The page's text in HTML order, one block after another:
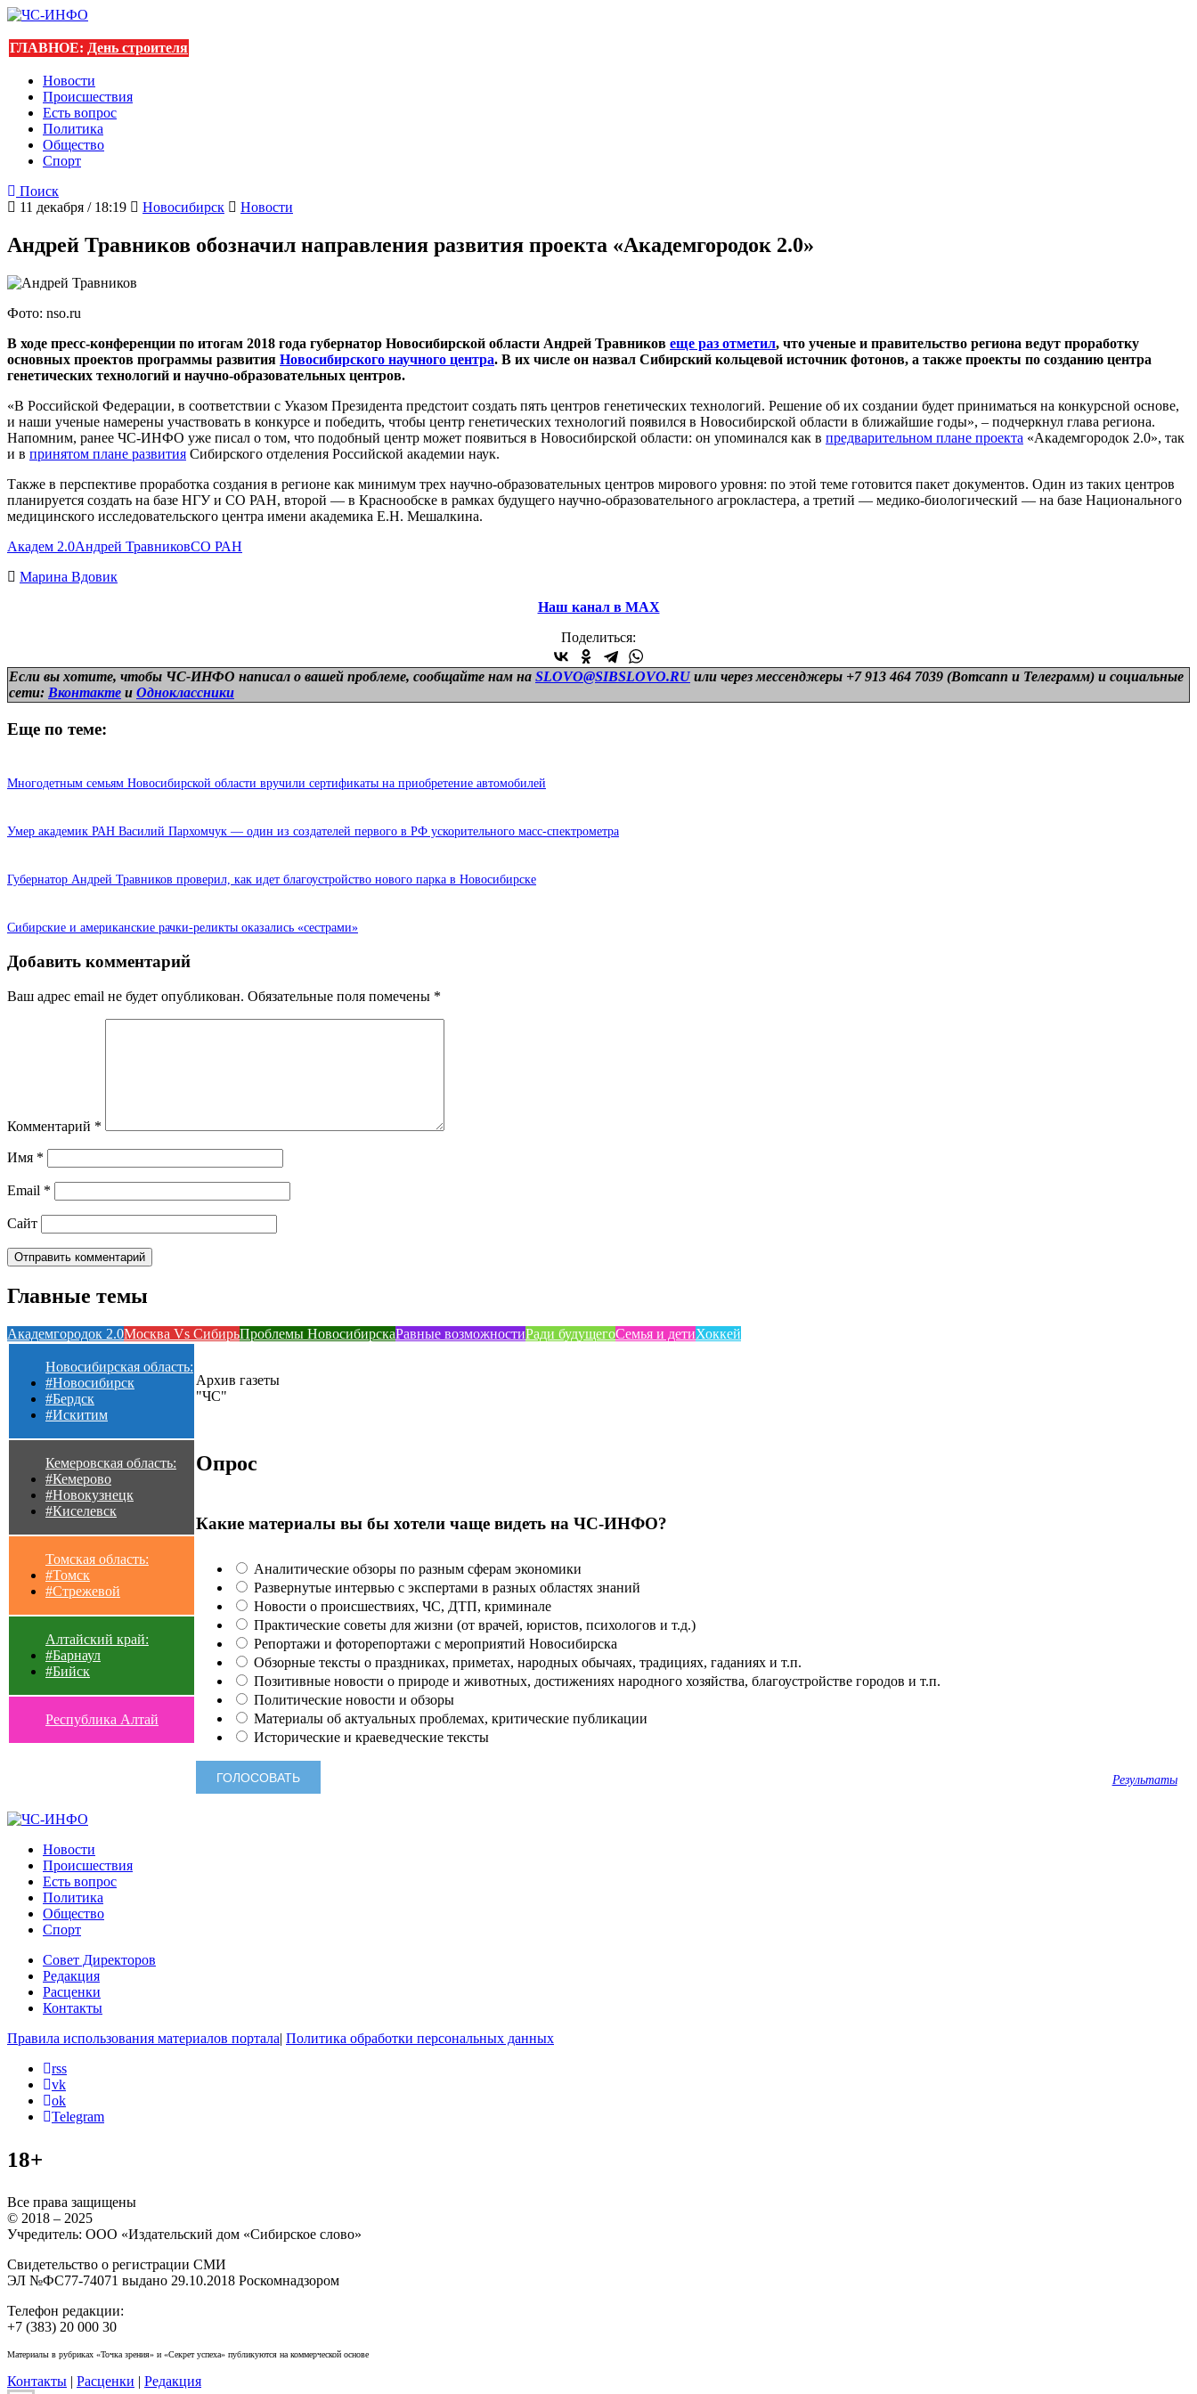
ГЛАВНОЕ: День строителя
Новости
Происшествия
Есть вопрос
Политика
Общество
Спорт
Поиск
11 декабря / 18:19
Новосибирск Новости
Андрей Травников обозначил направления развития проекта «Академгородок 2.0»
Фото: nso.ru
В ходе пресс-конференции по итогам 2018 года губернатор Новосибирской области Андрей Травников еще раз отметил, что ученые и правительство региона ведут проработку
основных проектов программы развития Новосибирского научного центра. В их числе он назвал Сибирский кольцевой источник фотонов, а также проекты по созданию центра
генетических технологий и научно-образовательных центров.
«В Российской Федерации, в соответствии с Указом Президента предстоит создать пять центров генетических технологий. Решение об их создании будет приниматься на конкурсной основе,
и наши ученые намерены участвовать в конкурсе и победить, чтобы центр генетических технологий появился в Новосибирской области в ближайшие годы», – подчеркнул глава региона.
Напомним, ранее ЧС-ИНФО уже писал о том, что подобный центр может появиться в Новосибирской области: он упоминался как в предварительном плане проекта «Академгородок 2.0», так
и в принятом плане развития Сибирского отделения Российской академии наук.
Также в перспективе проработка создания в регионе как минимум трех научно-образовательных центров мирового уровня: по этой теме готовится пакет документов. Один из таких центров
планируется создать на базе НГУ и СО РАН, второй — в Краснообске в рамках будущего научно-образовательного агрокластера, а третий — медико-биологический — на базе Национального
медицинского исследовательского центра имени академика Е.Н. Мешалкина.
Академ 2.0Андрей ТравниковСО РАН
Марина Вдовик
Наш канал в МАХ
Поделиться:
Если вы хотите, чтобы ЧС-ИНФО написал о вашей проблеме, сообщайте нам на SLOVO@SIBSLOVO.RU или через мессенджеры +7 913 464 7039 (Вотсапп и Телеграмм) и социальные
сети: Вконтакте и Одноклассники
Еще по теме:
Многодетным семьям Новосибирской области вручили сертификаты на приобретение автомобилей
Умер академик РАН Василий Пархомчук — один из создателей первого в РФ ускорительного масс-спектрометра
Губернатор Андрей Травников проверил, как идет благоустройство нового парка в Новосибирске
Сибирские и американские рачки-реликты оказались «сестрами»
Добавить комментарий
Ваш адрес email не будет опубликован. Обязательные поля помечены *
Комментарий *
Имя *
Email *
Сайт
Главные темы
Академгородок 2.0Москва Vs СибирьПроблемы НовосибирскаРавные возможностиРади будущегоСемья и детиХоккей
Новосибирская область:
#Новосибирск
#Бердск
#Искитим
Кемеровская область:
#Кемерово
#Новокузнецк
#Киселевск
Томская область:
#Томск
#Стрежевой
Алтайский край:
#Барнаул
#Бийск
Республика Алтай
Архив газеты
"ЧС"
Опрос
Какие материалы вы бы хотели чаще видеть на ЧС-ИНФО?
Аналитические обзоры по разным сферам экономики
Развернутые интервью с экспертами в разных областях знаний
Новости о происшествиях, ЧС, ДТП, криминале
Практические советы для жизни (от врачей, юристов, психологов и т.д.)
Репортажи и фоторепортажи с мероприятий Новосибирска
Обзорные тексты о праздниках, приметах, народных обычаях, традициях, гаданиях и т.п.
Позитивные новости о природе и животных, достижениях народного хозяйства, благоустройстве городов и т.п.
Политические новости и обзоры
Материалы об актуальных проблемах, критические публикации
Исторические и краеведческие тексты
Результаты
Новости
Происшествия
Есть вопрос
Политика
Общество
Спорт
Совет Директоров
Редакция
Расценки
Контакты
Правила использования материалов портала| Политика обработки персональных данных
rss
vk
ok
Telegram
18+
Все права защищены
© 2018 – 2025
Учредитель: ООО «Издательский дом «Сибирское слово»
Свидетельство о регистрации СМИ
ЭЛ №ФС77-74071 выдано 29.10.2018 Роскомнадзором
Телефон редакции:
+7 (383) 20 000 30
Материалы в рубриках «Точка зрения» и «Секрет успеха» публикуются на коммерческой основе
Контакты | Расценки | Редакция